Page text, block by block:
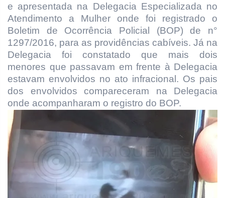
e apresentada na Delegacia Especializada no
Atendimento a Mulher onde foi registrado o
Boletim de Ocorrência Policial (BOP) de n°
1297/2016, para as providências cabíveis. Já na
Delegacia foi constatado que mais dois
menores que passavam em frente à Delegacia
estavam envolvidos no ato infracional. Os pais
dos envolvidos compareceram na Delegacia
onde acompanharam o registro do BOP.